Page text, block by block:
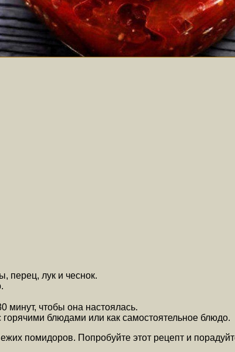
перец, лук и чеснок.
минут, чтобы она настоялась.
блюдами или как самостоятельное блюдо.
помидоров. Попробуйте этот рецепт и